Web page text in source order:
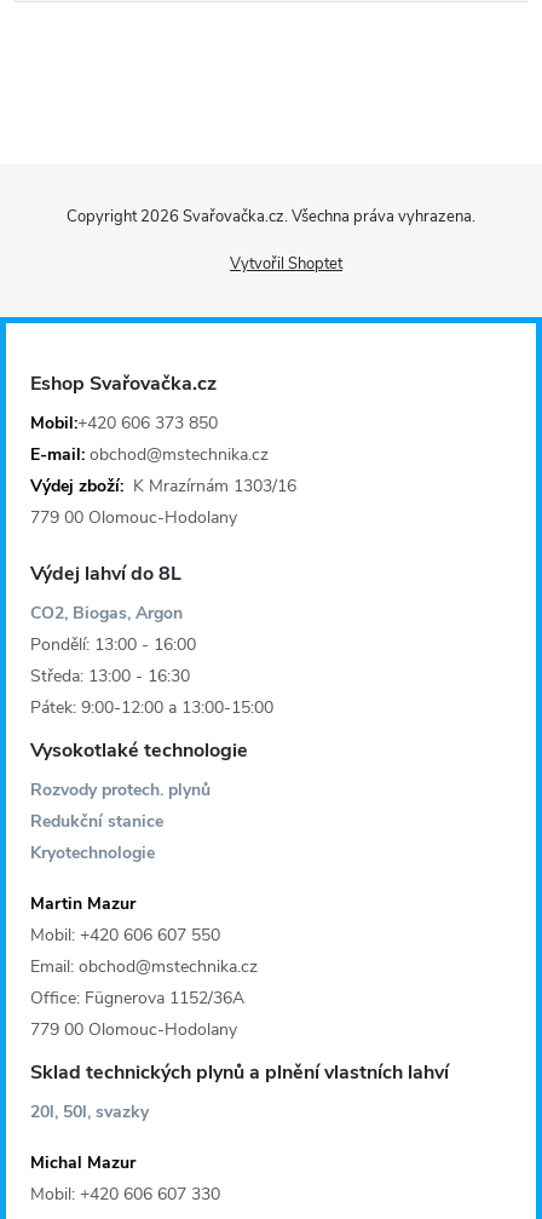
p
Vytvořil Shoptet
Copyright 2026 Svařovačka.cz. Všechna práva vyhrazena.
Eshop Svařovačka.cz
Mobil:+420 606 373 850
E-mail: obchod@mstechnika.cz
Výdej zboží: K Mrazírnám 1303/16
779 00 Olomouc-Hodolany
Výdej lahví do 8L
CO2, Biogas, Argon
Pondělí: 13:00 - 16:00
Středa: 13:00 - 16:30
Pátek: 9:00-12:00 a 13:00-15:00
Vysokotlaké technologie
Rozvody protech. plynů
Redukční stanice
Kryotechnologie
Martin Mazur
Mobil: +420 606 607 550
Email: obchod@mstechnika.cz
Office: Fügnerova 1152/36A
779 00 Olomouc-Hodolany
Sklad technických plynů a plnění vlastních lahví
20l, 50l, svazky
Michal Mazur
Mobil: +420 606 607 330